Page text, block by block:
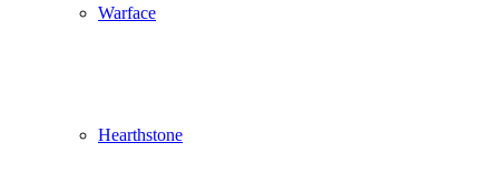
Warface
Hearthstone